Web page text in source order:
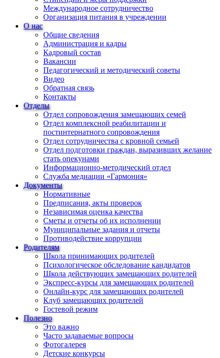
Международное сотрудничество
Организация питания в учреждении
О нас
Общие сведения
Администрация и кадры
Кадровый состав
Вакансии
Педагогический и методический советы
Видео
Обратная связь
Контакты
Отделы
Отдел сопровождения замещающих семей
Отдел комплексной реабилитации и
постинтернатного сопровождения
Отдел сотрудничества с кровной семьей
Отдел подготовки граждан, выразивших желание
стать опекунами
Информационно-методический отдел
Служба медиации «Гармония»
Документы
Нормативные
Предписания, акты проверок
Независимая оценка качества
Сметы и отчеты об их исполнении
Муниципальные задания и отчеты
Противодействие коррупции
Родителям
Школа принимающих родителей
Психологическое обследование кандидатов
Школа действующих замещающих родителей
Экспресс-курсы для замещающих родителей
Онлайн-курс для замещающих родителей
Клуб замещающих родителей
Гостевой режим
Полезно
Это важно
Часто задаваемые вопросы
Фотогалерея
Детские конкурсы